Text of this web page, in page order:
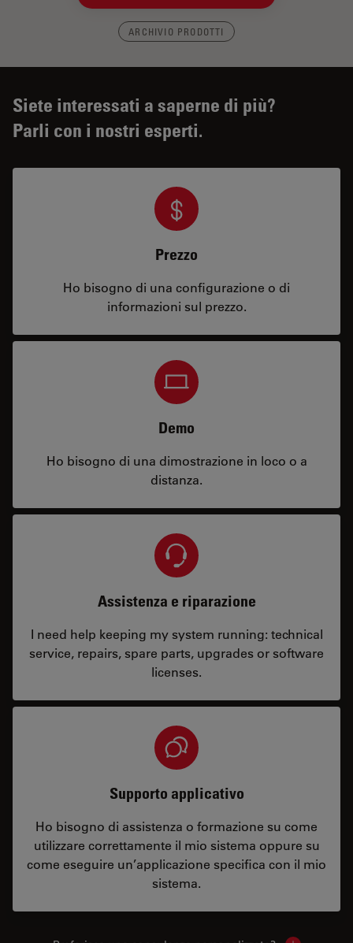
ARCHIVIO PRODOTTI
Siete interessati a saperne di più?
Parli con i nostri esperti.
Prezzo
Ho bisogno di una configurazione o di
informazioni sul prezzo.
Demo
Ho bisogno di una dimostrazione in loco o a
distanza.
Assistenza e riparazione
I need help keeping my system running: technical
service, repairs, spare parts, upgrades or software
licenses.
Supporto applicativo
Ho bisogno di assistenza o formazione su come
utilizzare correttamente il mio sistema oppure su
come eseguire un’applicazione specifica con il mio
sistema.